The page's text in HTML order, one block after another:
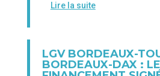
Lire la suite
LGV BORDEAUX-
BORDEAUX-DAX :